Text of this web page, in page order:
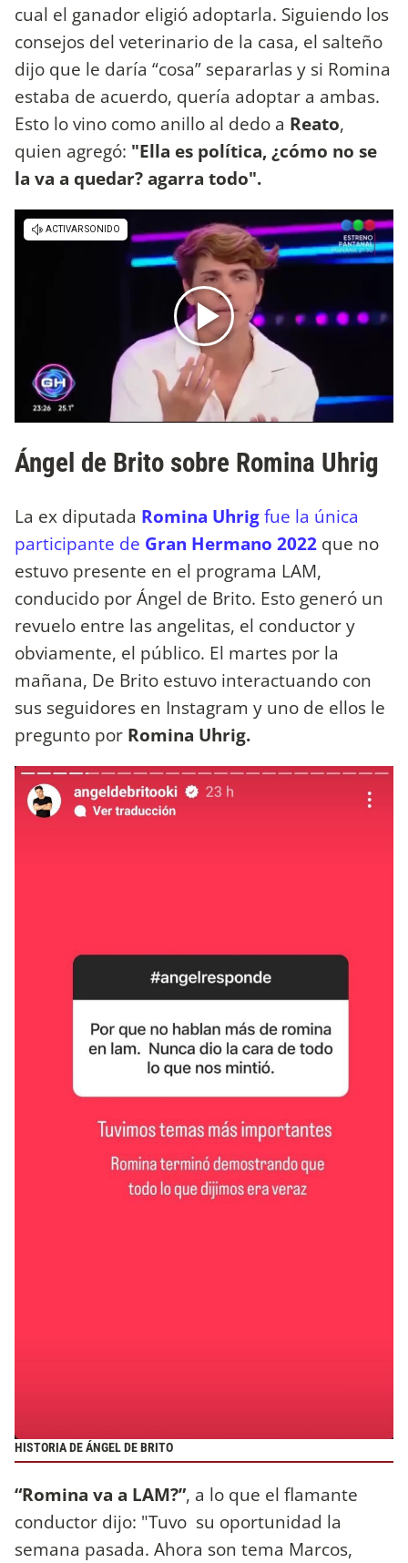
cual el ganador eligió adoptarla. Siguiendo los
consejos del veterinario de la casa, el salteño
dijo que le daría “cosa” separarlas y si Romina
estaba de acuerdo, quería adoptar a ambas.
Esto lo vino como anillo al dedo a Reato,
quien agregó: "Ella es política, ¿cómo no se
la va a quedar? agarra todo".
Ángel de Brito sobre Romina Uhrig
La ex diputada Romina Uhrigfue la única
participante de Gran Hermano 2022 que no
estuvo presente en el programa LAM,
conducido por Ángel de Brito. Esto generó un
revuelo entre las angelitas, el conductor y
obviamente, el público. El martes por la
mañana, De Brito estuvo interactuando con
sus seguidores en Instagram y uno de ellos le
pregunto por Romina Uhrig.
HISTORIA DE ÁNGEL DE BRITO
“Romina va a LAM?”, a lo que el flamante
conductor dijo: "Tuvo su oportunidad la
semana pasada. Ahora son tema Marcos,